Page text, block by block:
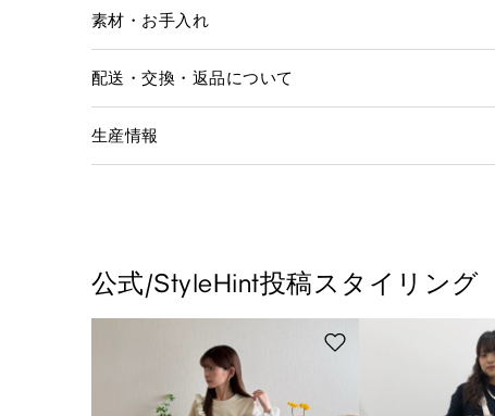
素材・お手入れ
配送・交換・返品について
生産情報
公式/StyleHint投稿スタイリング